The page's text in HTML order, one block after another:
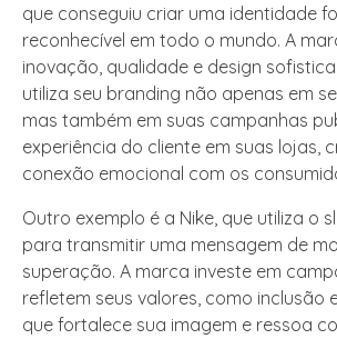
que conseguiu criar uma identidade
reconhecível em todo o mundo. A
inovação, qualidade e design
utiliza seu branding não apenas em
mas também em suas campanhas
experiência do cliente em suas lojas,
conexão emocional com os
Outro exemplo é a Nike, que utiliza o
para transmitir uma mensagem de
superação. A marca investe em
refletem seus valores, como inclusão
que fortalece sua imagem e ressoa